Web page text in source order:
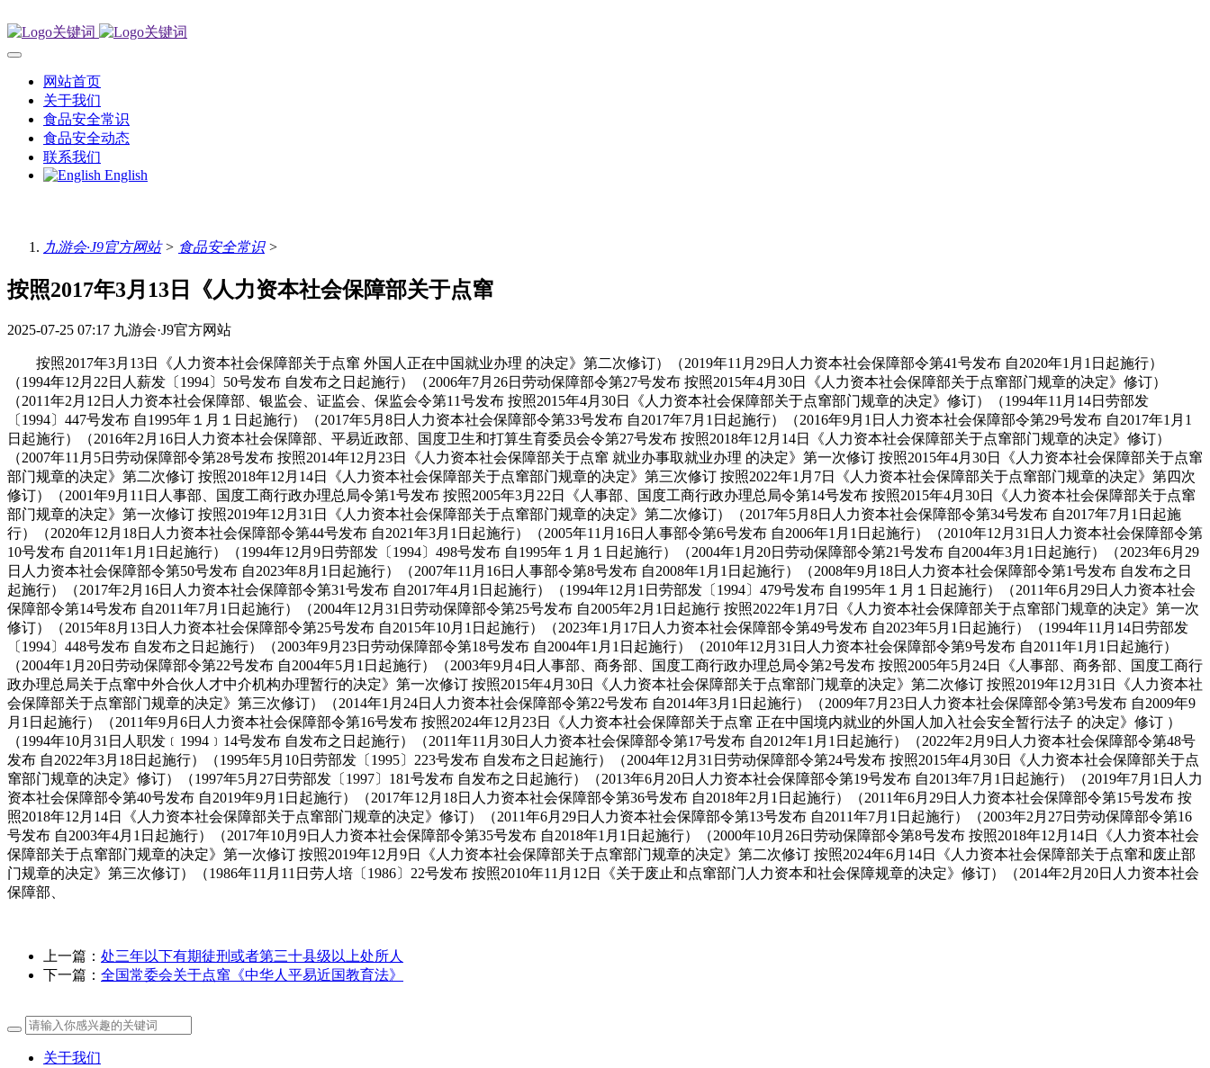
网站首页
关于我们
食品安全常识
食品安全动态
联系我们
English
九游会·J9官方网站> 食品安全常识>
按照2017年3月13日《人力资本社会保障部关于点窜
2025-07-25 07:17 九游会·J9官方网站
按照2017年3月13日《人力资本社会保障部关于点窜 外国人正在中国就业办理 的决定》第二次修订）（2019年11月29日人力资本社会保障部令第41号发布 自2020年1月1日起施行）
（1994年12月22日人薪发〔1994〕50号发布 自发布之日起施行）（2006年7月26日劳动保障部令第27号发布 按照2015年4月30日《人力资本社会保障部关于点窜部门规章的决定》修订）
（2011年2月12日人力资本社会保障部、银监会、证监会、保监会令第11号发布 按照2015年4月30日《人力资本社会保障部关于点窜部门规章的决定》修订）（1994年11月14日劳部发
〔1994〕447号发布 自1995年１月１日起施行）（2017年5月8日人力资本社会保障部令第33号发布 自2017年7月1日起施行）（2016年9月1日人力资本社会保障部令第29号发布 自2017年1月1
日起施行）（2016年2月16日人力资本社会保障部、平易近政部、国度卫生和打算生育委员会令第27号发布 按照2018年12月14日《人力资本社会保障部关于点窜部门规章的决定》修订）
（2007年11月5日劳动保障部令第28号发布 按照2014年12月23日《人力资本社会保障部关于点窜 就业办事取就业办理 的决定》第一次修订 按照2015年4月30日《人力资本社会保障部关于点窜
部门规章的决定》第二次修订 按照2018年12月14日《人力资本社会保障部关于点窜部门规章的决定》第三次修订 按照2022年1月7日《人力资本社会保障部关于点窜部门规章的决定》第四次
修订）（2001年9月11日人事部、国度工商行政办理总局令第1号发布 按照2005年3月22日《人事部、国度工商行政办理总局令第14号发布 按照2015年4月30日《人力资本社会保障部关于点窜
部门规章的决定》第一次修订 按照2019年12月31日《人力资本社会保障部关于点窜部门规章的决定》第二次修订）（2017年5月8日人力资本社会保障部令第34号发布 自2017年7月1日起施
行）（2020年12月18日人力资本社会保障部令第44号发布 自2021年3月1日起施行）（2005年11月16日人事部令第6号发布 自2006年1月1日起施行）（2010年12月31日人力资本社会保障部令第
10号发布 自2011年1月1日起施行）（1994年12月9日劳部发〔1994〕498号发布 自1995年１月１日起施行）（2004年1月20日劳动保障部令第21号发布 自2004年3月1日起施行）（2023年6月29
日人力资本社会保障部令第50号发布 自2023年8月1日起施行）（2007年11月16日人事部令第8号发布 自2008年1月1日起施行）（2008年9月18日人力资本社会保障部令第1号发布 自发布之日
起施行）（2017年2月16日人力资本社会保障部令第31号发布 自2017年4月1日起施行）（1994年12月1日劳部发〔1994〕479号发布 自1995年１月１日起施行）（2011年6月29日人力资本社会
保障部令第14号发布 自2011年7月1日起施行）（2004年12月31日劳动保障部令第25号发布 自2005年2月1日起施行 按照2022年1月7日《人力资本社会保障部关于点窜部门规章的决定》第一次
修订）（2015年8月13日人力资本社会保障部令第25号发布 自2015年10月1日起施行）（2023年1月17日人力资本社会保障部令第49号发布 自2023年5月1日起施行）（1994年11月14日劳部发
〔1994〕448号发布 自发布之日起施行）（2003年9月23日劳动保障部令第18号发布 自2004年1月1日起施行）（2010年12月31日人力资本社会保障部令第9号发布 自2011年1月1日起施行）
（2004年1月20日劳动保障部令第22号发布 自2004年5月1日起施行）（2003年9月4日人事部、商务部、国度工商行政办理总局令第2号发布 按照2005年5月24日《人事部、商务部、国度工商行
政办理总局关于点窜中外合伙人才中介机构办理暂行的决定》第一次修订 按照2015年4月30日《人力资本社会保障部关于点窜部门规章的决定》第二次修订 按照2019年12月31日《人力资本社
会保障部关于点窜部门规章的决定》第三次修订）（2014年1月24日人力资本社会保障部令第22号发布 自2014年3月1日起施行）（2009年7月23日人力资本社会保障部令第3号发布 自2009年9
月1日起施行）（2011年9月6日人力资本社会保障部令第16号发布 按照2024年12月23日《人力资本社会保障部关于点窜 正在中国境内就业的外国人加入社会安全暂行法子 的决定》修订 ）
（1994年10月31日人职发﹝1994﹞14号发布 自发布之日起施行）（2011年11月30日人力资本社会保障部令第17号发布 自2012年1月1日起施行）（2022年2月9日人力资本社会保障部令第48号
发布 自2022年3月18日起施行）（1995年5月10日劳部发〔1995〕223号发布 自发布之日起施行）（2004年12月31日劳动保障部令第24号发布 按照2015年4月30日《人力资本社会保障部关于点
窜部门规章的决定》修订）（1997年5月27日劳部发〔1997〕181号发布 自发布之日起施行）（2013年6月20日人力资本社会保障部令第19号发布 自2013年7月1日起施行）（2019年7月1日人力
资本社会保障部令第40号发布 自2019年9月1日起施行）（2017年12月18日人力资本社会保障部令第36号发布 自2018年2月1日起施行）（2011年6月29日人力资本社会保障部令第15号发布 按
照2018年12月14日《人力资本社会保障部关于点窜部门规章的决定》修订）（2011年6月29日人力资本社会保障部令第13号发布 自2011年7月1日起施行）（2003年2月27日劳动保障部令第16
号发布 自2003年4月1日起施行）（2017年10月9日人力资本社会保障部令第35号发布 自2018年1月1日起施行）（2000年10月26日劳动保障部令第8号发布 按照2018年12月14日《人力资本社会
保障部关于点窜部门规章的决定》第一次修订 按照2019年12月9日《人力资本社会保障部关于点窜部门规章的决定》第二次修订 按照2024年6月14日《人力资本社会保障部关于点窜和废止部
门规章的决定》第三次修订）（1986年11月11日劳人培〔1986〕22号发布 按照2010年11月12日《关于废止和点窜部门人力资本和社会保障规章的决定》修订）（2014年2月20日人力资本社会
保障部、
上一篇： 处三年以下有期徒刑或者第三十县级以上处所人
下一篇： 全国常委会关于点窜《中华人平易近国教育法》
关于我们